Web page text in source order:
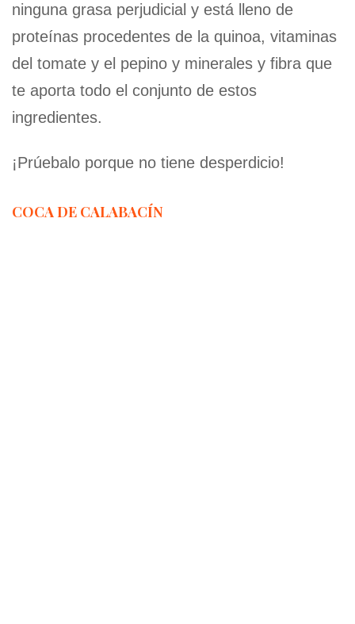
ninguna grasa perjudicial y está lleno de
proteínas procedentes de la quinoa, vitaminas
del tomate y el pepino y minerales y fibra que
te aporta todo el conjunto de estos
ingredientes.
¡Prúebalo porque no tiene desperdicio!
COCA DE CALABACÍN